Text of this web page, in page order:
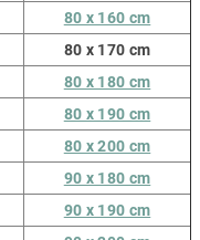
80 x 160 cm
80 x 170 cm
80 x 180 cm
80 x 190 cm
80 x 200 cm
90 x 180 cm
90 x 190 cm